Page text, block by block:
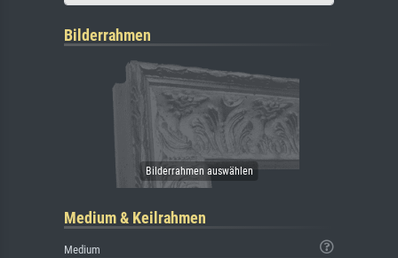
Bilderrahmen
Medium & Keilrahmen
Medium